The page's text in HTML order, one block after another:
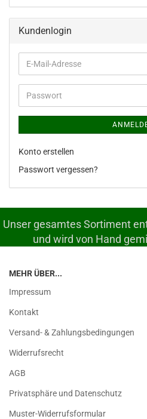
Kundenlogin
E-
Mail-
Adresse
Passwort
Konto erstellen
Passwort vergessen?
Unser gesamtes Sortiment
und wird von Hand
MEHR ÜBER...
Impressum
Kontakt
Versand- & Zahlungsbedingungen
Widerrufsrecht
AGB
Privatsphäre und Datenschutz
Muster-Widerrufsformular